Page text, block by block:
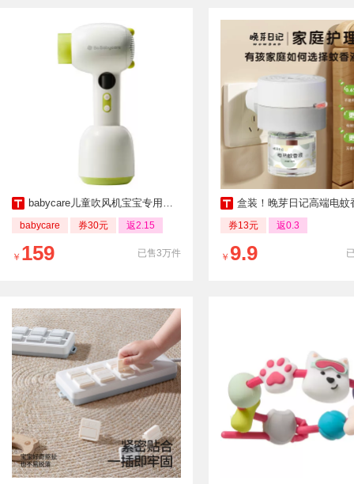
babycare儿童吹风机宝宝专用无线低辐射轻音
babycare 券30元 返2.15
已售3万件
￥ 159
盒装！晚芽日记高端电蚊香三
券13元 返0.3
￥ 9.9